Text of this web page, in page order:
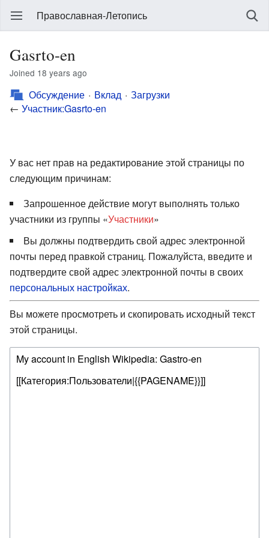
Православная-Летопись
Gasrto-en
Joined 18 years ago
Обсуждение Вклад
Загрузки
← Участник:Gasrto-en
У вас нет прав на редактирование этой страницы по
следующим причинам:
Запрошенное действие могут выполнять только
участники из группы «Участники»
Вы должны подтвердить свой адрес электронной
почты перед правкой страниц. Пожалуйста, введите и
подтвердите свой адрес электронной почты в своих
персональных настройках.
Вы можете просмотреть и скопировать исходный текст
этой страницы.